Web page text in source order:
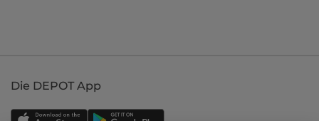
Die DEPOT App